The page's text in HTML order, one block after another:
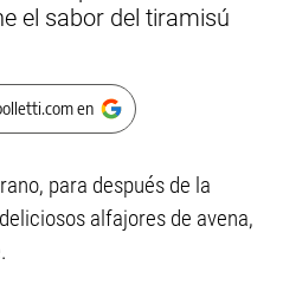
el sabor del tiramisú
en
para después de la
alfajores de avena,